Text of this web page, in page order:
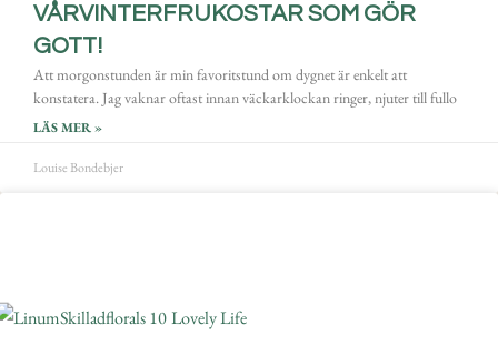
VÅRVINTERFRUKOSTAR SOM GÖR
GOTT!
Att morgonstunden är min favoritstund om dygnet är enkelt att
konstatera. Jag vaknar oftast innan väckarklockan ringer, njuter till fullo
LÄS MER »
Louise Bondebjer